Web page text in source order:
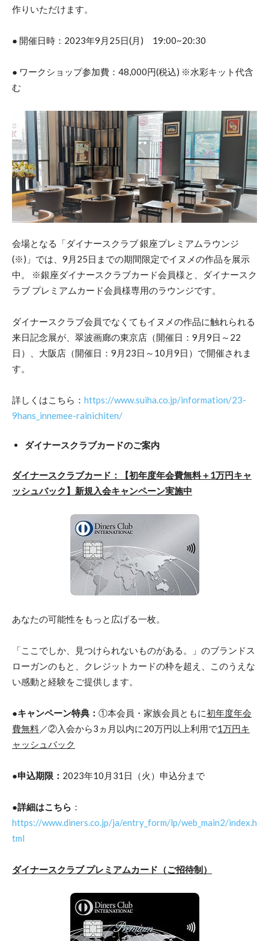
作りいただけます。
● 開催日時：2023年9月25日(月) 19:00~20:30
● ワークショップ参加費：48,000円(税込) ※水彩キット代含
む
会場となる「ダイナースクラブ 銀座プレミアムラウンジ
(※)」では、9月25日までの期間限定でイヌメの作品を展示
中。 ※銀座ダイナースクラブカード会員様と、ダイナースク
ラブ プレミアムカード会員様専用のラウンジです。
ダイナースクラブ会員でなくてもイヌメの作品に触れられる
来日記念展が、翠波画廊の東京店（開催日：9月9日～22
日）、大阪店（開催日：9月23日～10月9日）で開催されま
す。
詳しくはこちら： https://www.suiha.co.jp/information/23-
9hans_innemee-rainichiten/
ダイナースクラブカードのご案内
ダイナースクラブカード：【初年度年会費無料＋1万円キャ
ッシュバック】新規入会キャンペーン実施中
あなたの可能性をもっと広げる一枚。
「ここでしか、見つけられないものがある。」のブランドス
ローガンのもと、クレジットカードの枠を超え、このうえな
い感動と経験をご提供します。
●キャンペーン特典： ①本会員・家族会員ともに初年度年会
費無料／②入会から3ヵ月以内に20万円以上利用で1万円キ
ャッシュバック
●申込期限： 2023年10月31日（火）申込分まで
●詳細はこちら ：
https://www.diners.co.jp/ja/entry_form/lp/web_main2/index.h
tml
ダイナースクラブ プレミアムカード（ご招待制）